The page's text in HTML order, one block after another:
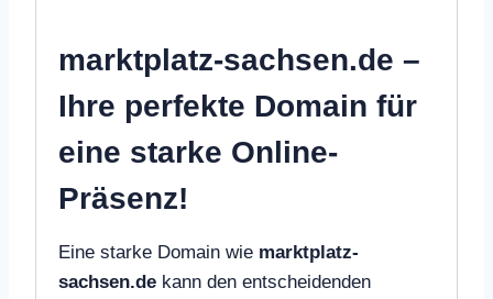
marktplatz-sachsen.de –
Ihre perfekte Domain für
eine starke Online-
Präsenz!
Eine starke Domain wie marktplatz-
sachsen.de kann den entscheidenden